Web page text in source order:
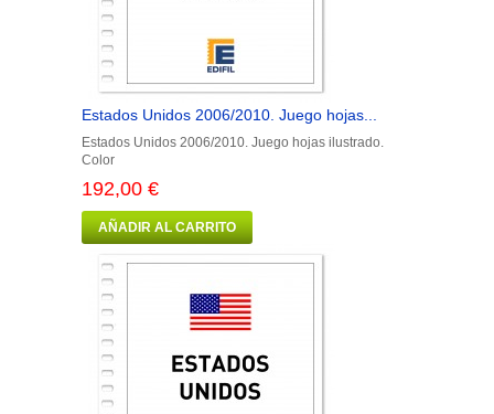
Estados Unidos 2006/2010. Juego hojas...
Estados Unidos 2006/2010. Juego hojas ilustrado.
Color
192,00 €
AÑADIR AL CARRITO